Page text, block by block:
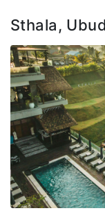
Вебсајт
https://
Адреса
50 Telok Blangah
098828 Singapore
Singapore
Sthala,